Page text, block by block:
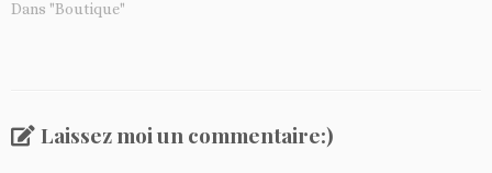
Dans "Boutique"
Laissez moi un commentaire:)